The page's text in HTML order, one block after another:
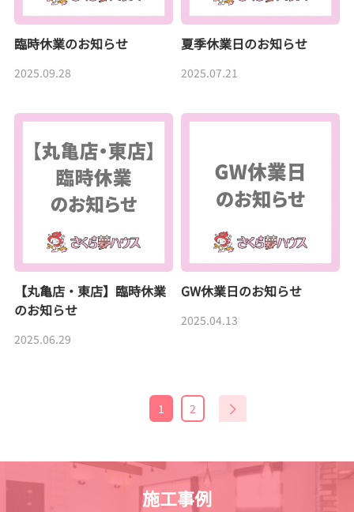
臨時休業のお知らせ
2025.09.28
夏季休業日のお知らせ
2025.07.21
【丸亀店・東店】臨時休業
のお知らせ
2025.06.29
GW休業日のお知らせ
2025.04.13
1 2
施工事例